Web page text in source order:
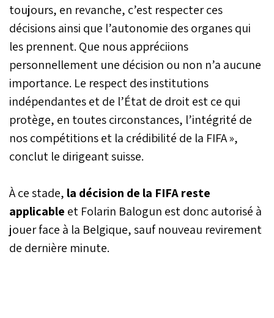
toujours, en revanche, c’est respecter ces
décisions ainsi que l’autonomie des organes qui
les prennent. Que nous appréciions
personnellement une décision ou non n’a aucune
importance. Le respect des institutions
indépendantes et de l’État de droit est ce qui
protège, en toutes circonstances, l’intégrité de
nos compétitions et la crédibilité de la FIFA »,
conclut le dirigeant suisse.
À ce stade, la décision de la FIFA reste
applicable et Folarin Balogun est donc autorisé à
jouer face à la Belgique, sauf nouveau revirement
de dernière minute.